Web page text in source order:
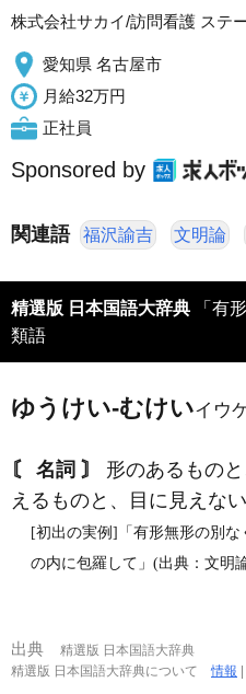
株式会社サカイ/訪問看護 ステ
愛知県 名古屋市
月給32万円
正社員
Sponsored by
関連語 福沢諭吉 文明論
精選版 日本国語大辞典 「有
類語
ゆうけい‐むけいイウ
〘 名詞 〙
形のあるもの
えるものと、目に見えない
[初出の実例]「有形無形の別
の内に包羅して」(出典：文明
出典
精選版 日本国語大辞典
精選版 日本国語大辞典について情報 |